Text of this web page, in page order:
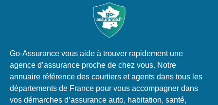
Go-Assurance vous aide à trouver rapidement une
agence d’assurance proche de chez vous. Notre
annuaire référence des courtiers et agents dans tous les
départements de France pour vous accompagner dans
vos démarches d’assurance auto, habitation, santé,